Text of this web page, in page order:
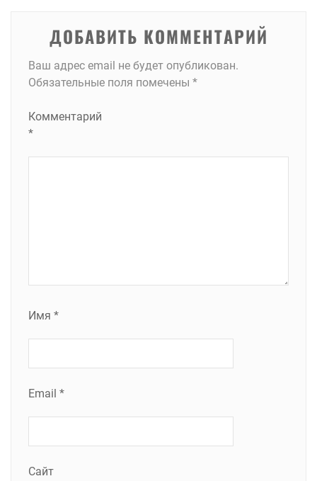
ДОБАВИТЬ КОММЕНТАРИЙ
Ваш адрес email не будет опубликован.
Обязательные поля помечены *
Комментарий
*
Имя *
Email *
Сайт